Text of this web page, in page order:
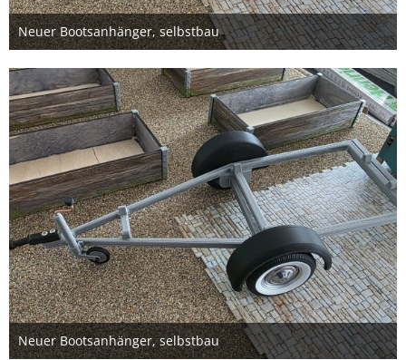
Neuer Bootsanhänger, selbstbau
4. Juni 2026
Neuer Bootsanhänger, selbstbau